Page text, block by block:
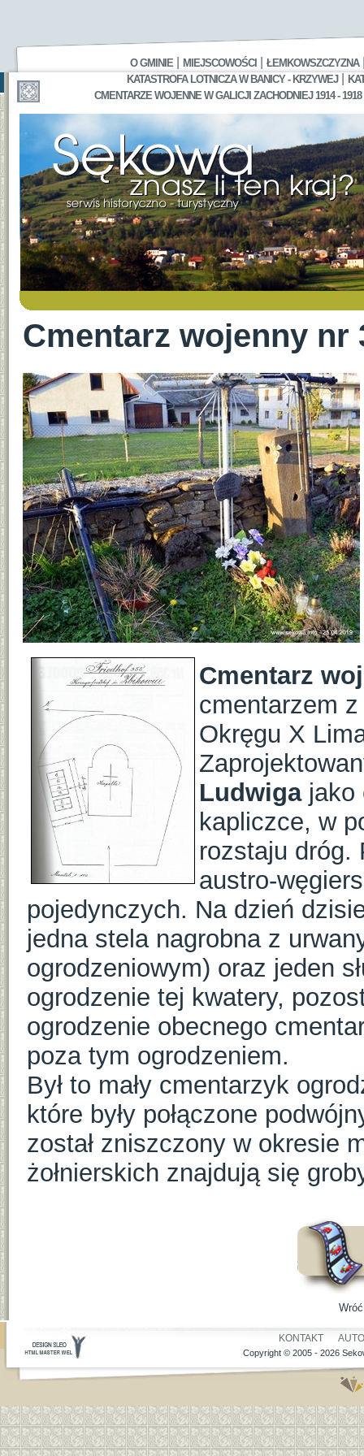
O GMINIE MIEJSCOWOŚCI ŁEMKOWSZCZYZNA
KATASTROFA LOTNICZA W BANICY - KRZYWEJ|
CMENTARZE WOJENNE W GALICJI ZACHODNIEJ 1914 - 1918
Cmentarz wojenny nr
Cmentarz
cmentarzem
Okręgu X
Ludwiga jako
kapliczce, w
rozstaju dróg.
austro-
pojedynczych. Na dzień
jedna stela nagrobna z
ogrodzeniowym) oraz jeden
ogrodzenie tej kwatery,
ogrodzenie obecnego
poza tym ogrodzeniem.
Był to mały cmentarzyk
które były połączone
został zniszczony w okresie
żołnierskich znajdują się
KONTAKT
Copyright © 2005 - 2026